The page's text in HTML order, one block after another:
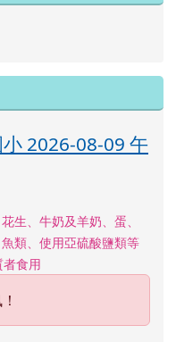
to http://
2026-08-09 午
生、牛奶及羊奶、蛋、
類、使用亞硫酸鹽類等
食用